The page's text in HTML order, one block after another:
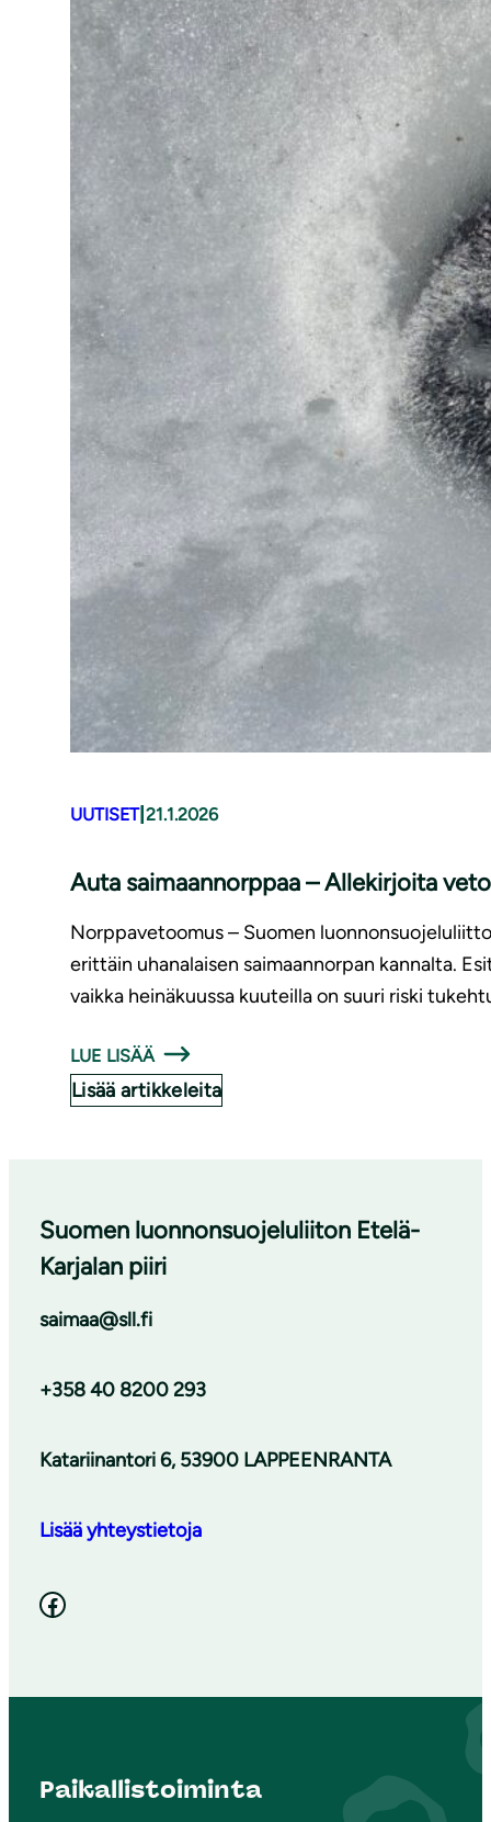
UUTISET| 21.1.2026
Auta saimaannorppaa – Allekirjoita
Norppavetoomus – Suomen
erittäin uhanalaisen saimaannorpan kannalta.
vaikka heinäkuussa kuuteilla on suuri riski
LUE LISÄÄ
Lisää artikkeleita
Suomen luonnonsuojeluliiton Etelä-
Karjalan piiri
saimaa@sll.fi
+358 40 8200 293
Katariinantori 6, 53900 LAPPEENRANTA
Lisää yhteystietoja
Facebook
Paikallistoiminta